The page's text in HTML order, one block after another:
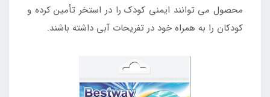
محصول می توانند ایمنی کودک را در استخر تأمین کرده و
کودکان را به همراه خود در تفریحات آبی داشته باشند.